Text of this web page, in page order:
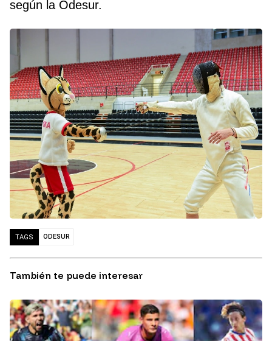
según la Odesur.
TAGS ODESUR
También te puede interesar